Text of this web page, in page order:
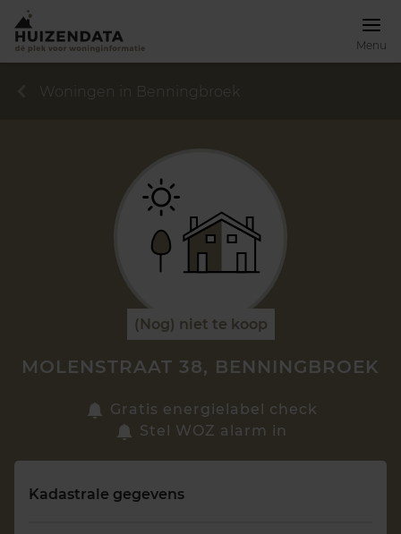
Menu
Zoek een woning
Woningen in Benningbroek
(Nog) niet te koop
MOLENSTRAAT 38, BENNINGBROEK
Gratis energielabel check
Stel WOZ alarm in
Kadastrale gegevens